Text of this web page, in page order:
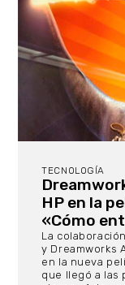
TECNOLOGÍA
HP en la
«Cómo
La
y Dreamworks
en la nueva
que llegó a las